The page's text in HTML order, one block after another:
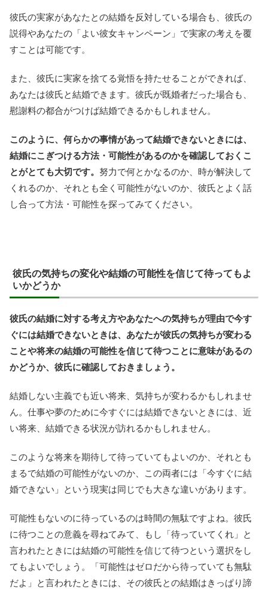
彼氏の実家があなたとの結婚を反対している場合も、彼氏の
説得やあなたの「よい彼女キャンペーン」で実家の考えを覆
すことは可能です。
また、彼氏に実家を捨てる覚悟を持たせることができれば、
あなたは彼氏と結婚できます。彼氏が既婚者だった場合も、
慰謝料の都合がつけば結婚できるかもしれません。
このように、何らかの事情があって結婚できないときには、
結婚にこぎつける方法・可能性があるのかを確認しておくこ
とがとても大切です。 努力で何とかなるのか、時が解決して
くれるのか、それとも全く可能性がないのか、彼氏とよく話
し合って方法・可能性を探ってみてください。
彼氏の気持ちの変化や結婚の可能性を信じて待ってもよ
いかどうか
彼氏の結婚に対する考え方やあなたへの気持ちが理由で今す
ぐには結婚できないときは、あなたが彼氏の気持ちが変わる
ことや将来の結婚の可能性を信じて待つことに意味があるの
かどうか、彼氏に確認しておきましょう。
結婚しない主義でも近い将来、気持ちが変わるかもしれませ
ん。仕事や夢のために今すぐには結婚できないときには、近
い将来、結婚できる状況が訪れるかもしれません。
このような将来を期待して待っていてもよいのか、それとも
まるで結婚の可能性がないのか、この両者には「今すぐに結
婚できない」という現実は同じでも大きな違いがあります。
可能性もないのに待っているのは時間の無駄ですよね。彼氏
に待つことの意義を尋ねてみて、もし「待っていてくれ」と
言われたときには結婚の可能性を信じて待つという選択をし
てもよいでしょう。「可能性はゼロだから待っていても無駄
だよ」と言われたときには、その彼氏との結婚はきっぱり諦